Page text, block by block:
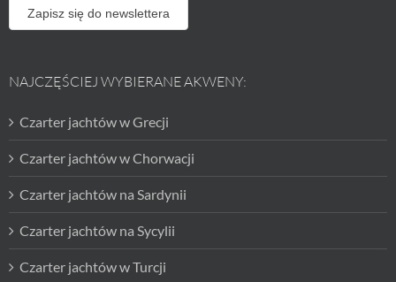
Zapisz się do newslettera
NAJCZĘŚCIEJ WYBIERANE AKWENY:
Czarter jachtów w Grecji
Czarter jachtów w Chorwacji
Czarter jachtów na Sardynii
Czarter jachtów na Sycylii
Czarter jachtów w Turcji